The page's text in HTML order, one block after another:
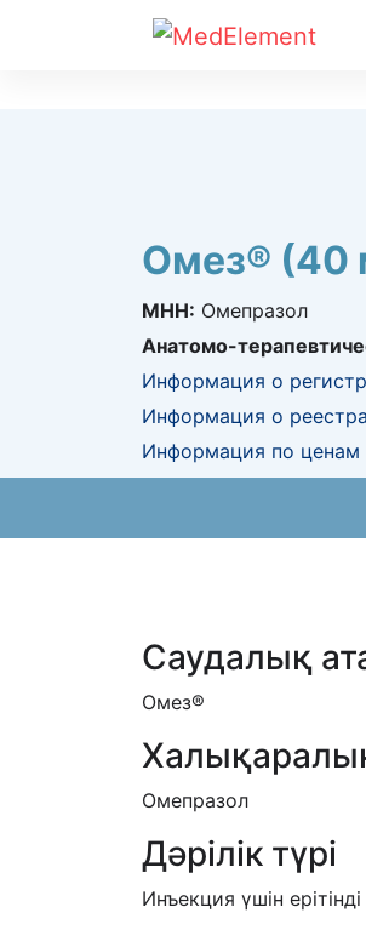
Омез® (40
МНН: Омепразол
Анатомо-
Информация о
Номер регистрации в
Информация о
Информация о
КНФ (ЛС
Информация по ценам
Саудалық
Омез®
Омепразол
Дәрілік түрі
Инъекция үшін